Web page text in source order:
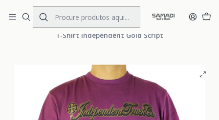
Portes Gratis Portugal e Espanha
Início MENS CLOTHING T.Shirts
T-Shirt Independent Gold Script